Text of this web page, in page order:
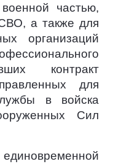
частью,
а также для
организаций
контракт
для
в войска
Сил